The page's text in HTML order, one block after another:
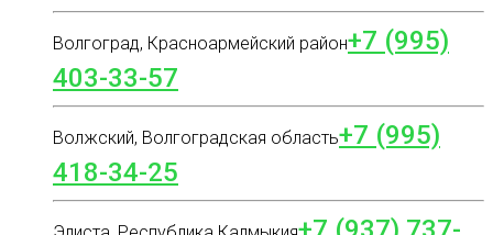
Волгоград, Красноармейский район+7 (995)
403-33-57
Волжский, Волгоградская область+7 (995)
418-34-25